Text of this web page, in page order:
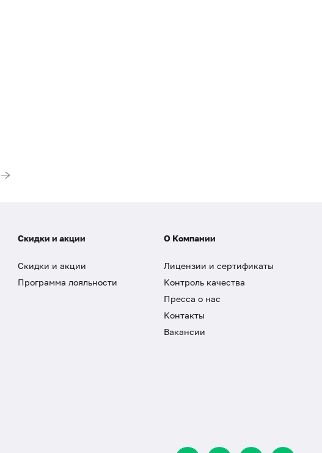
Скидки и акции
Скидки и акции
Программа лояльности
О Компании
Лицензии и сертификаты
Контроль качества
Пресса о нас
Контакты
Вакансии